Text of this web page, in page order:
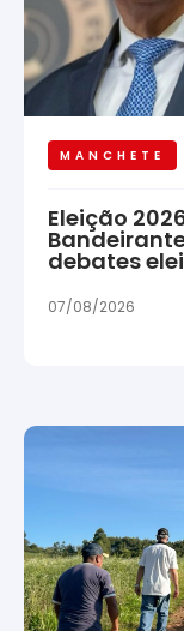
MANCHETE
Eleição
debates
07/08/2026